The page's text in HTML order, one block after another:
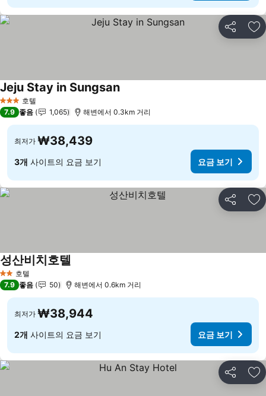
공유 즐
3 성급 호텔
Jeju Stay in Sungsan
7.9 좋음 1,065 해변에서 0.3km 거리
최저가 ₩38,439
3개 사이트의 요금 보기 요금 보기
공유 즐
2 성급호텔
성산비치호텔
7.9 좋음 50 해변에서 0.6km 거리
최저가 ₩38,944
2개 사이트의 요금 보기 요금 보기
공유 즐